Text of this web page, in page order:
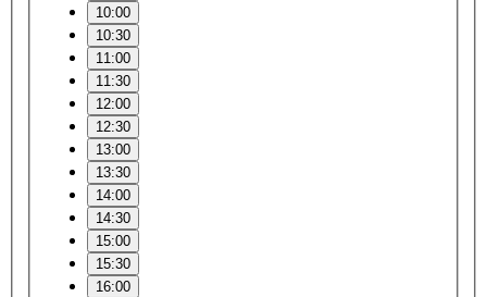
10:00
10:30
11:00
11:30
12:00
12:30
13:00
13:30
14:00
14:30
15:00
15:30
16:00